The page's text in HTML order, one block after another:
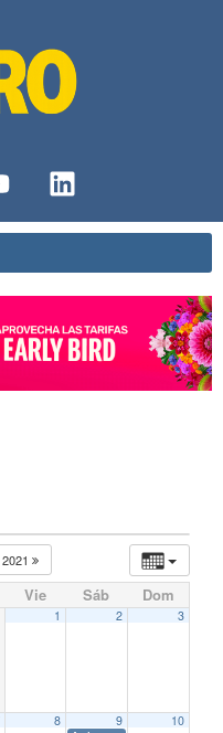
2021
Vie Sáb Dom
1 2 3
8 9 10